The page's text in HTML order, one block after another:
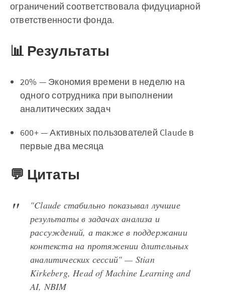
ограничений соответствовала фидуциарной
ответственности фонда.
📊 Результаты
20% — Экономия времени в неделю на
одного сотрудника при выполнении
аналитических задач
600+ — Активных пользователей Claude в
первые два месяца
💬 Цитаты
"Claude стабильно показывал лучшие
результаты в задачах анализа и
рассуждений, а также в поддержании
контекста на протяжении длительных
аналитических сессий" — Stian
Kirkeberg, Head of Machine Learning and
AI, NBIM